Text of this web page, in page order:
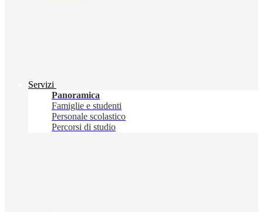
Servizi
Panoramica
Famiglie e studenti
Personale scolastico
Percorsi di studio